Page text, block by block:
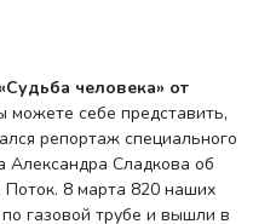
человека» от
можете себе представить,
репортаж специального
Александра Сладкова об
8 марта 820 наших
газовой трубе и вышли в